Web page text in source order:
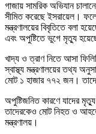
গাজায় সামরিক অভিযান
সীমিত করেছে ইসরায়েল। ফলে
মন্ত্রণালয়ের বিবৃতিতে বলা
এবং অপুষ্টিতে ভুগে মৃত্যু
খাদ্য ও ত্রাণ নিতে আসা
স্বাস্থ্য মন্ত্রণালয়ের তথ্য
মোট ১ হাজার ৭৭২ জন।
অপুষ্টিজনিত কারণে যাদের
তাদেরকেও মোট নিহত ও
মন্ত্রণালয়।